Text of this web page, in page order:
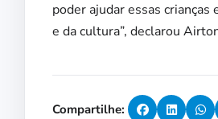
poder ajudar essas
e da cultura”, declarou
Compartilhe: